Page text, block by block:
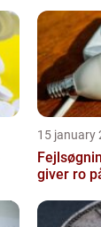
15 january
giver ro